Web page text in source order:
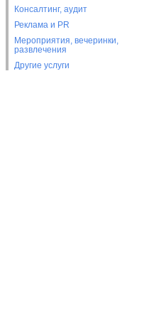
Консалтинг, аудит
Реклама и PR
Мероприятия, вечеринки,
развлечения
Другие услуги